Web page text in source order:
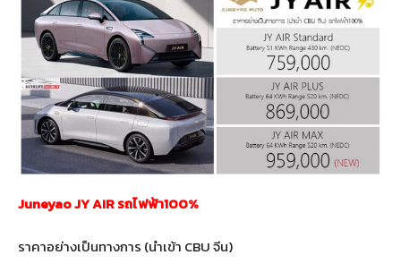
Juneyao JY AIR รถไฟฟ้า100%
ราคาอย่างเป็นทางการ (นำเข้า CBU จีน)